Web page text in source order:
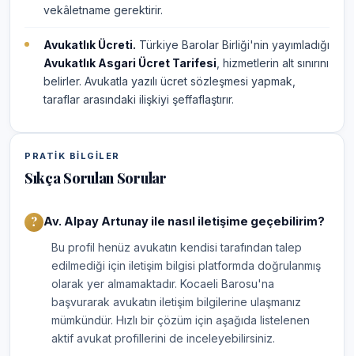
vekâletname gerektirir.
Avukatlık Ücreti. Türkiye Barolar Birliği'nin yayımladığı
Avukatlık Asgari Ücret Tarifesi , hizmetlerin alt sınırını
belirler. Avukatla yazılı ücret sözleşmesi yapmak,
taraflar arasındaki ilişkiyi şeffaflaştırır.
PRATIK BILGILER
Sıkça Sorulan Sorular
Av. Alpay Artunay ile nasıl iletişime geçebilirim?
Bu profil henüz avukatın kendisi tarafından talep
edilmediği için iletişim bilgisi platformda doğrulanmış
olarak yer almamaktadır. Kocaeli Barosu'na
başvurarak avukatın iletişim bilgilerine ulaşmanız
mümkündür. Hızlı bir çözüm için aşağıda listelenen
aktif avukat profillerini de inceleyebilirsiniz.